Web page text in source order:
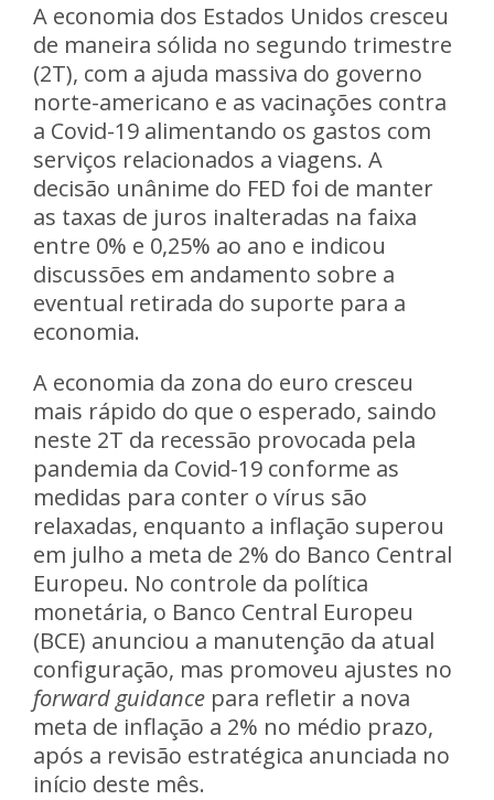
A economia dos Estados Unidos cresceu
de maneira sólida no segundo trimestre
(2T), com a ajuda massiva do governo
norte-americano e as vacinações contra
a Covid-19 alimentando os gastos com
serviços relacionados a viagens. A
decisão unânime do FED foi de manter
as taxas de juros inalteradas na faixa
entre 0% e 0,25% ao ano e indicou
discussões em andamento sobre a
eventual retirada do suporte para a
economia.
A economia da zona do euro cresceu
mais rápido do que o esperado, saindo
neste 2T da recessão provocada pela
pandemia da Covid-19 conforme as
medidas para conter o vírus são
relaxadas, enquanto a inflação superou
em julho a meta de 2% do Banco Central
Europeu. No controle da política
monetária, o Banco Central Europeu
(BCE) anunciou a manutenção da atual
configuração, mas promoveu ajustes no
forward guidance para refletir a nova
meta de inflação a 2% no médio prazo,
após a revisão estratégica anunciada no
início deste mês.